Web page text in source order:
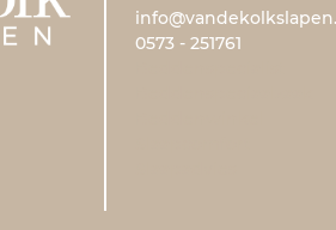
0573 - 251761